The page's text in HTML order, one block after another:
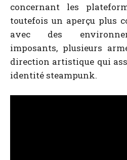
concernant les
toutefois un aperçu plus
avec des
imposants, plusieurs
direction artistique qui
identité steampunk.